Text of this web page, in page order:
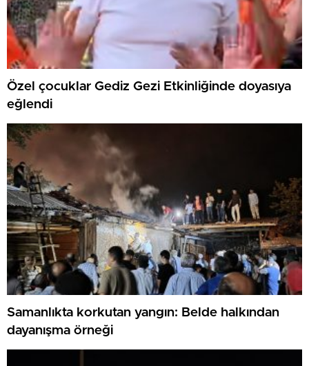
Özel çocuklar Gediz Gezi Etkinliğinde doyasıya
eğlendi
Samanlıkta korkutan yangın: Belde halkından
dayanışma örneği